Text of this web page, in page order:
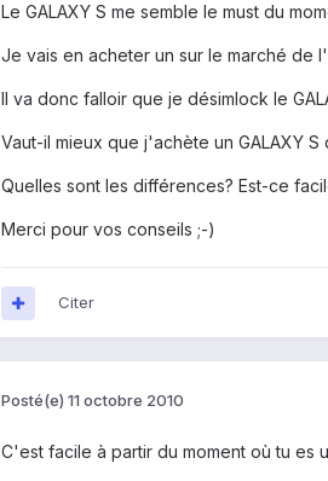
Le GALAXY S me semble le must du
Je vais en acheter un sur le marché de
Il va donc falloir que je désimlock le
Vaut-il mieux que j'achète un GALAXY S
Quelles sont les différences? Est-ce
Merci pour vos conseils ;-)
Citer
Posté(e) 11 octobre 2010
C'est facile à partir du moment où tu es